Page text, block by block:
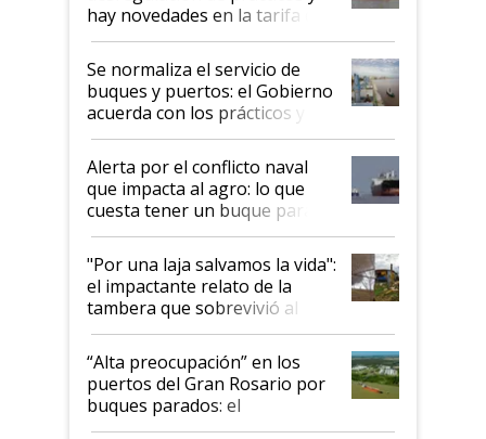
hay novedades en la tarifa de
la hidrovía
Se normaliza el servicio de
buques y puertos: el Gobierno
acuerda con los prácticos y
suspende el decreto de
desregulación
Alerta por el conflicto naval
que impacta al agro: lo que
cuesta tener un buque parado
y el peligro de que Argentina
pase a ser "país sucio"
"Por una laja salvamos la vida":
el impactante relato de la
tambera que sobrevivió al
tornado
“Alta preocupación” en los
puertos del Gran Rosario por
buques parados: el
funcionamiento de las